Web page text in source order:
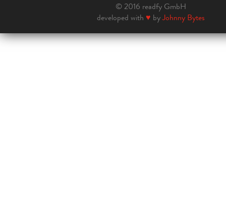
© 2016 readfy GmbH
developed with ♥ byJohnny Bytes